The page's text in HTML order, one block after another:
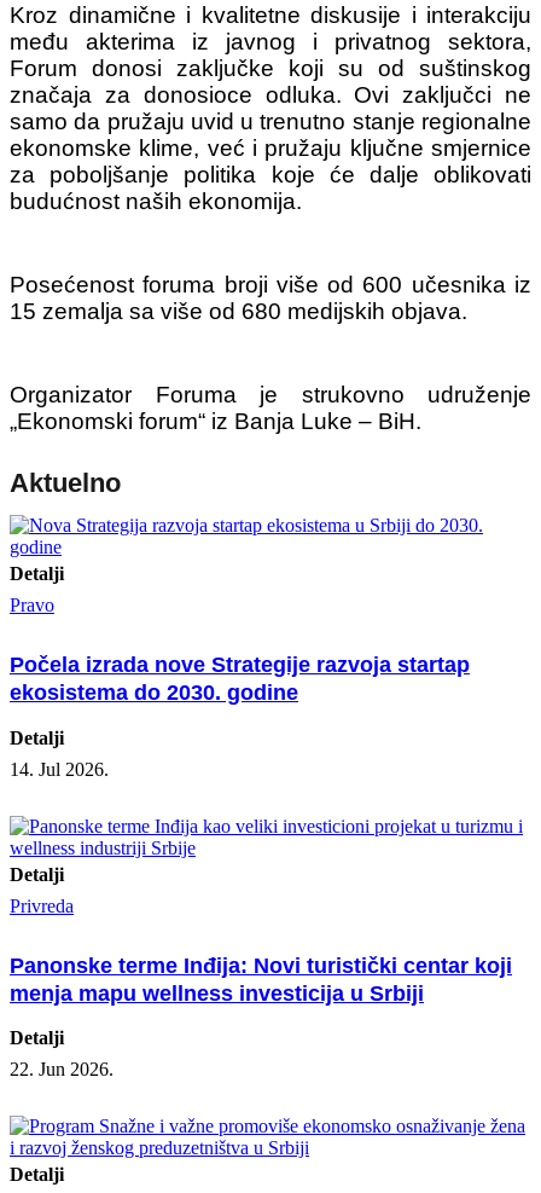
Kroz dinamične i kvalitetne diskusije i interakciju
među akterima iz javnog i privatnog sektora,
Forum donosi zaključke koji su od suštinskog
značaja za donosioce odluka. Ovi zaključci ne
samo da pružaju uvid u trenutno stanje regionalne
ekonomske klime, već i pružaju ključne smjernice
za poboljšanje politika koje će dalje oblikovati
budućnost naših ekonomija.
Posećenost foruma broji više od 600 učesnika iz
15 zemalja sa više od 680 medijskih objava.
Organizator Foruma je strukovno udruženje
„Ekonomski forum“ iz Banja Luke – BiH.
Aktuelno
Detalji
Pravo
Počela izrada nove Strategije razvoja startap
ekosistema do 2030. godine
Detalji
14. Jul 2026.
Detalji
Privreda
Panonske terme Inđija: Novi turistički centar koji
menja mapu wellness investicija u Srbiji
Detalji
22. Jun 2026.
Detalji